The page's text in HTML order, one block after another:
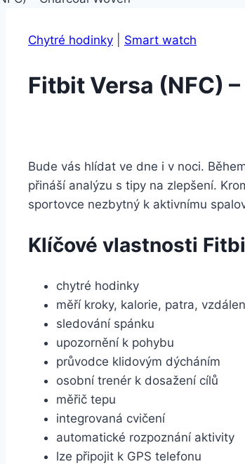
Chytré hodinky Smart watch
Fitbit Versa (NFC)
Bude vás hlídat ve dne i v noci.
přináší analýzu s tipy na zlepšení.
sportovce nezbytný k aktivnímu
Klíčové vlastnosti
chytré hodinky
měří kroky, kalorie, patra,
sledování spánku
upozornění k pohybu
průvodce klidovým dýcháním
osobní trenér k dosažení cílů
měřič tepu
integrovaná cvičení
automatické rozpoznání aktivity
lze připojit k GPS telefonu